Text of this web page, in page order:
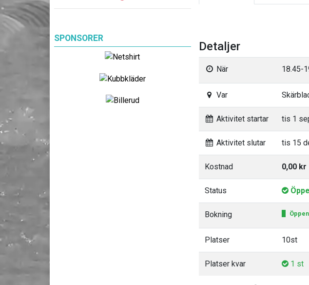
SPONSORER
Detaljer
När 18.45-
Var
Aktivitet startar tis 1
Aktivitet slutar tis 15
Kostnad 0,00 kr
Status
Bokning
Platser 10st
Platser kvar 1 st